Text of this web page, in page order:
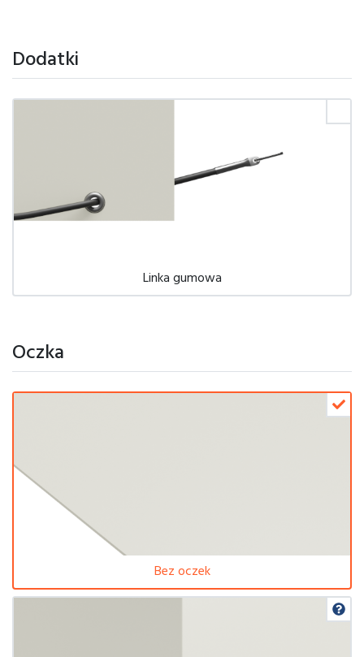
Dodatki
Linka gumowa
Oczka
Bez oczek